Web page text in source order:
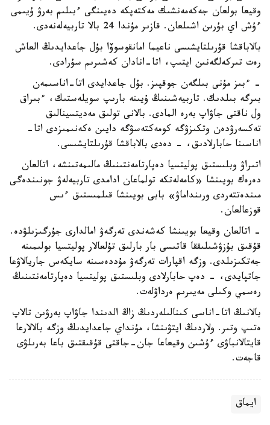
وقيعا بولعان جەكەمەنشىك مەكتەپكە دەيىنگى ءبىلىم بەرۋ ۇيىمى
ءۇش اي بۇرىن اشىلعان. قازىر مۇندا 24 بالا تاربيەلەنەدى.
بالاباقشا قۇرىلتايشىسى ناعيما امانقوسوۆا بۇل جاعدايدىڭ العاش
رەت تىركەلگەنىن ايتىپ، اتا-انادان كەشىرىم سۇرادى.
- ءبىز مۇنى بىلگەن جوقپىز. بۇل جاعدايدى اتا-اناسىمەن
بىرگە بىلدىك. تاربيەشىنىڭ ۇيىنە بارىپ سويلەستىك، ءبىراق
ول ناقتى جاۋاپ بەرە المادى. بالانى تولىق مەديتسينالىق
تەكسەرۋدەن وتكىزۋگە كومەكتەسۋگە دايىن ەكەنىمىزدى اتا-
اناسىنا حابارلادىق، - دەدى بالاباقشا قۇرىلتايشىسى.
اتىراۋ وبلىستىق پوليتسيا دەپارتامەنتىنىڭ مالىمەتىنشە، اتالعان
دەرەك بويىنشا «كامەلەتكە تولماعان ادامدى تاربيەلەۋ جونىندەگى
مىندەتتەردى ورىنداماۋ» بابى بويىنشا قىلمىستىق ءىس
قوزعالعان.
- اتالعان وقيعا بويىنشا كەشەندى تەرگەۋ امالدارى جۇرگىزىلۋدە.
قۇقىق بۇزۋشىلىققا قاتىسى بار بارلىق تۇلعالار پوليتسيا بولىمىنە
جەتكىزىلدى. وزگە اقپارات تەرگەۋ مۇددەسىنە سايكەس جاريالاۋعا
جاتپايدى، - دەپ حابارلادى وبلىستىق پوليتسيا دەپارتامەنتىنىڭ
رەسمي وكىلى مەيىرىم ەرداۋلەت.
بالانىڭ اتا-اناسى كىنالىلەردىڭ زاڭ الدىندا جاۋاپ بەرۋىن تالاپ
ەتىپ وتىر. ولاردىڭ ايتۋىنشا، مۇنداي جاعدايدىڭ وزگە بالالارعا
قايتالانباۋى ءۇشىن وقيعاعا جان-جاقتى قۇقىقتىق باعا بەرىلۋى
قاجەت.
ايماق